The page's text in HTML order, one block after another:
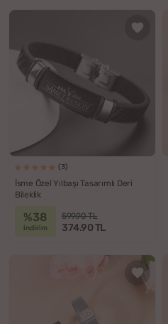
(3)
İsme Özel Yılbaşı Tasarımlı Deri
Bileklik
%38
indirim
599.90 TL
374.90 TL